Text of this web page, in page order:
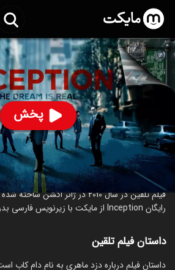
پخش
فیلم تلقین- Inception 2010
۴۲۵ 93% ۸.۸
ساخت آمریکا سال 2010
رده سنی ۱۳+
اکشن
ماجراجویی علمی‌تخیلی
درباره فیلم تلقین
فیلم تلقین در سال 2010 در ژانر
رایگان Inception از مایکت با زیرنویس فارسی بدون نیاز به دانلود.
داستان فیلم تلقین
داستان فیلم درباره دزد ماهری به نام دام کاب